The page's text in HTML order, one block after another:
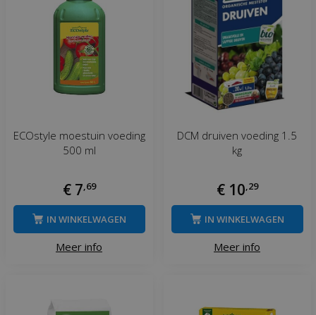
ECOstyle moestuin voeding
500 ml
€ 7 69
Meer info
IN WINKELWAGEN
DCM druiven voeding 1.5
kg
€ 10 29
Meer info
IN WINKELWAGEN